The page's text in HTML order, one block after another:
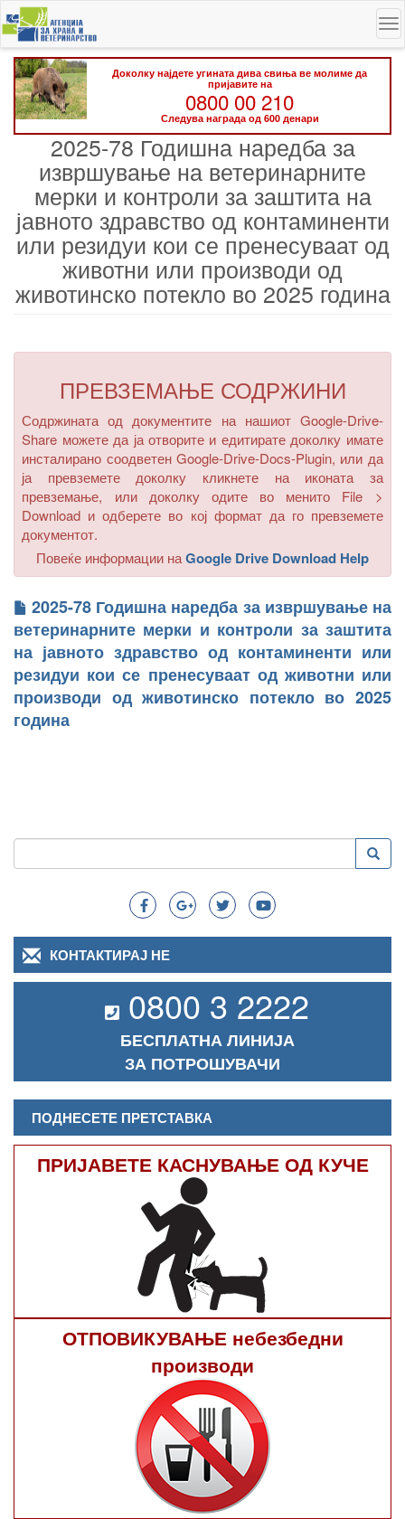
Skip
to
main
content
Доколку најдете угината дива свиња ве молиме да
пријавите на
0800 00 210
Следува награда од 600 денари
2025-78 Годишна наредба за
извршување на ветеринарните
мерки и контроли за заштита на
јавното здравство од контаминенти
или резидуи кои се пренесуваат од
животни или производи од
животинско потекло во 2025 година
ПРЕВЗЕМАЊЕ СОДРЖИНИ
Содржината од документите на нашиот Google-Drive-
Share можете да ја отворите и едитирате доколку имате
инсталирано соодветен Google-Drive-Docs-Plugin, или да
ја превземете доколку кликнете на иконата за
превземање, или доколку одите во менито File >
Download и одберете во кој формат да го превземете
документот.
Повеќе информации наGoogle Drive Download Help
2025-78 Годишна наредба за извршување на
ветеринарните мерки и контроли за заштита
на јавното здравство од контаминенти или
резидуи кои се пренесуваат од животни или
производи од животинско потекло во 2025
година
Search
Пребарување
КОНТАКТИРАЈ НЕ
0800 3 2222
БЕСПЛАТНА ЛИНИЈА
ЗА ПОТРОШУВАЧИ
ПОДНЕСЕТЕ ПРЕТСТАВКА
ПРИЈАВЕТЕ КАСНУВАЊЕ ОД КУЧЕ
ОТПОВИКУВАЊЕ небезбедни
производи